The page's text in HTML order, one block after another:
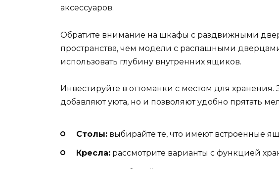
аксессуаров.
Обратите внимание на шкафы с раздвижными
пространства, чем модели с распашными
использовать глубину внутренних ящиков.
Инвестируйте в оттоманки с местом для
добавляют уюта, но и позволяют удобно прятать
Столы: выбирайте те, что имеют встроенные
Кресла: рассмотрите варианты с функцией